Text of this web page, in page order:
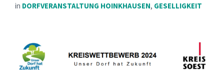
in DORFVERANSTALTUNG HOINKHAUSEN, GESELLIGKEIT